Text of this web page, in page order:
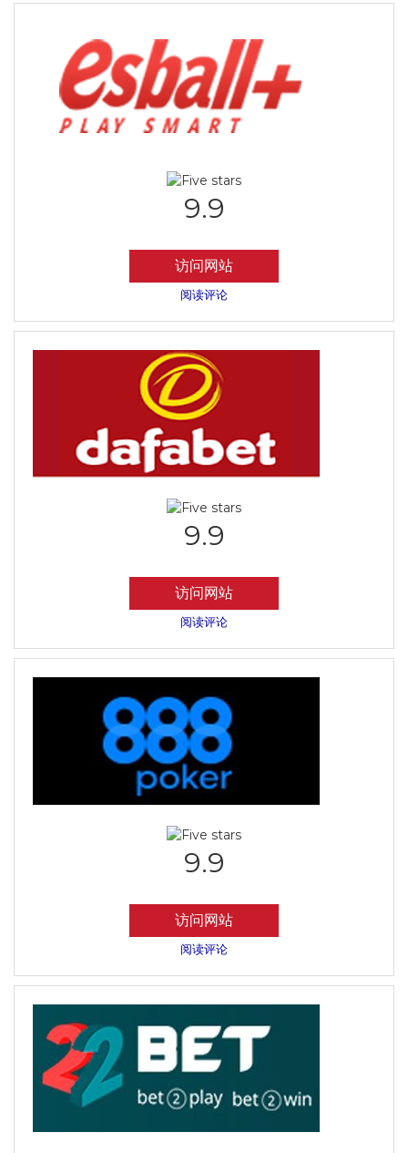
9.9
访问网站
阅读评论
9.9
访问网站
阅读评论
9.9
访问网站
阅读评论